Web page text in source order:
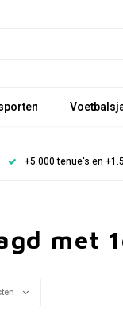
+5.000 tenue's en
met